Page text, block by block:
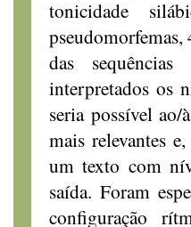
tonicidade
das
interpretados os
seria possível
mais relevantes
um texto com
saída. Foram
configuração